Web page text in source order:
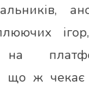
на
що ж чекає